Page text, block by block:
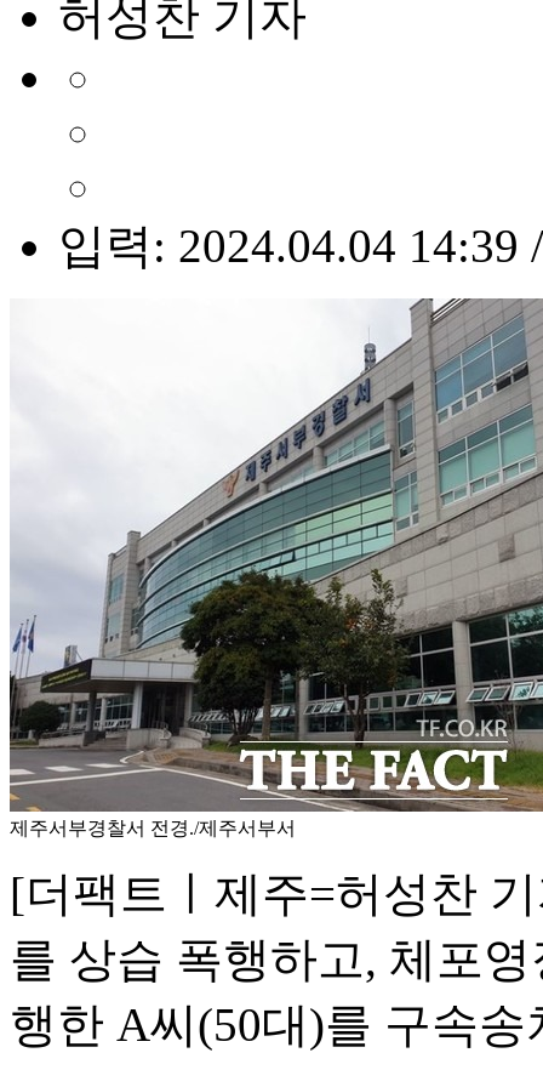
허성찬 기자
입력: 2024.04.04 14:39
제주서부경찰서 전경./제주서부서
[더팩트ㅣ제주=허성찬
를 상습 폭행하고, 체포
행한 A씨(50대)를 구속